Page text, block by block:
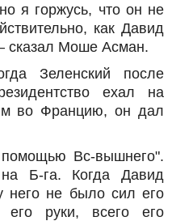
я горжусь, что он не
как Давид
сказал Моше Асман.
Зеленский после
ехал на
во Францию, он дал
Вс-вышнего".
Б-га. Когда Давид
него не было сил его
его руки, всего его